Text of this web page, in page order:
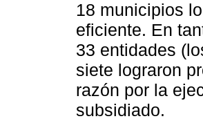
18 municipios
eficiente. En
33 entidades
siete lograron
razón por la
subsidiado.